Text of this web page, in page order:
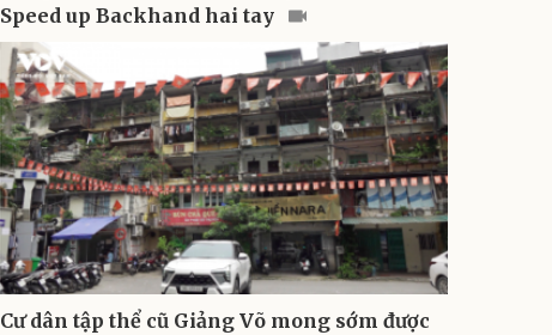
Speed up Backhand hai tay
Cư dân tập thể cũ Giảng Võ mong sớm được